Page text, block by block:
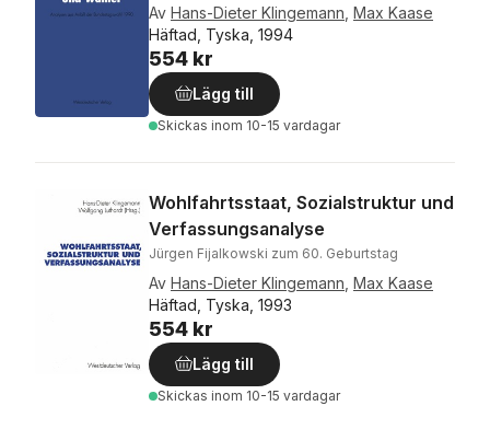
Av Hans-Dieter Klingemann Max Kaase
Häftad, Tyska, 1994
554 kr
Lägg till
Skickas inom 10-15 vardagar
Wohlfahrtsstaat, Sozialstruktur und
Verfassungsanalyse
Jürgen Fijalkowski zum 60. Geburtstag
Av Hans-Dieter Klingemann Max Kaase
Häftad, Tyska, 1993
554 kr
Lägg till
Skickas inom 10-15 vardagar